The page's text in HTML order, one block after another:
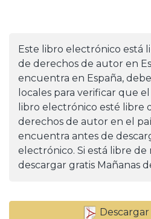
Este libro electrónico está
de derechos de autor en
encuentra en España,
locales para verificar que
libro electrónico esté libre
derechos de autor en el
encuentra antes de
electrónico. Si está libre de
descargar gratis Mañanas